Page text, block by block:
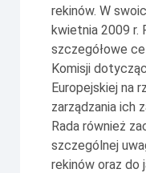
rekinów. W
kwietnia 2009 r.
szczegółowe
Komisji
Europejskiej na
zarządzania ich
Rada również
szczególnej
rekinów oraz do